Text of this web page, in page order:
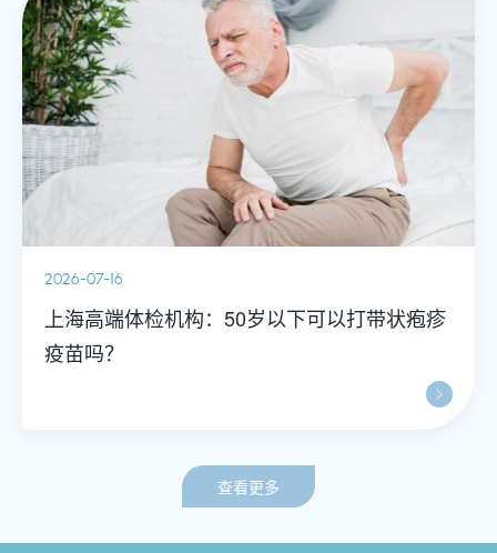
2026-07-16
上海高端体检机构：50岁以下可以打带状疱疹
疫苗吗？
查看更多